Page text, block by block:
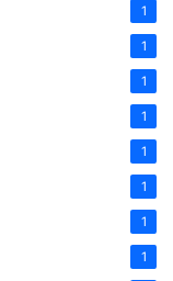
1
1
1
1
1
1
1
1